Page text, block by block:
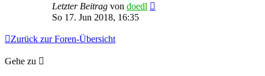
Letzter Beitrag von doedl
So 17. Jun 2018, 16:35
Zurück zur Foren-Übersicht
Gehe zu